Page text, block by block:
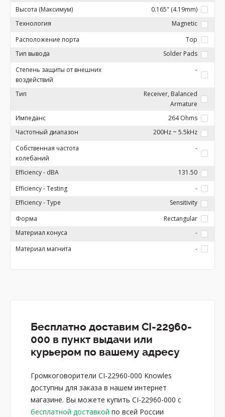
Высота (Максимум)
0.165" (4.19mm)
Технология
Magnetic
Расположение порта
Top
Тип вывода
Solder Pads
Степень защиты от внешних
воздействий
-
Тип
Receiver, Balanced
Armature
Импеданс
264 Ohms
Частотный диапазон
200Hz ~ 5.5kHz
Собственная частота
колебаний
-
Efficiency - dBA
131.50
Efficiency - Testing
-
Efficiency - Type
Sensitivity
Форма
Rectangular
Материал конуса
-
Материал магнита
-
Бесплатно доставим CI-22960-
000 в пункт выдачи или
курьером по вашему адресу
Громкоговорители CI-22960-000 Knowles
доступны для заказа в нашем интернет
магазине. Вы можете купить CI-22960-000 с
бесплатной доставкой по всей России